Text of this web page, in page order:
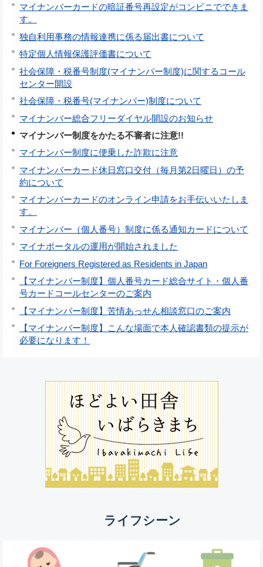
マイナンバーカードの暗証番号再設定がコンビニでできま
す。
独自利用事務の情報連携に係る届出書について
特定個人情報保護評価書について
社会保障・税番号制度(マイナンバー制度)に関するコール
センター開設
社会保障・税番号(マイナンバー)制度について
マイナンバー総合フリーダイヤル開設のお知らせ
マイナンバー制度をかたる不審者に注意!!
マイナンバー制度に便乗した詐欺に注意
マイナンバーカード休日窓口交付（毎月第2日曜日）の予
約について
マイナンバーカードのオンライン申請をお手伝いいたしま
す。
マイナンバー（個人番号）制度に係る通知カードについて
マイナポータルの運用が開始されました
For Foreigners Registered as Residents in Japan
【マイナンバー制度】個人番号カード総合サイト・個人番
号カードコールセンターのご案内
【マイナンバー制度】苦情あっせん相談窓口のご案内
【マイナンバー制度】こんな場面で本人確認書類の提示が
必要になります！
ライフシーン